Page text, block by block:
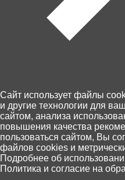
Главная Каталог
Cайт использует файлы
и другие технологии для
сайтом, анализа
повышения качества
пользоваться сайтом, Вы
файлов cookies и
Подробнее об
Политика и согласие на